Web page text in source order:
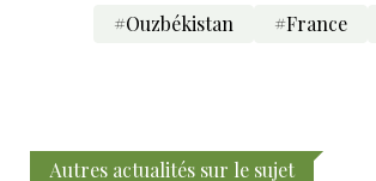
#Ouzbékistan #France
Autres actualités sur le sujet